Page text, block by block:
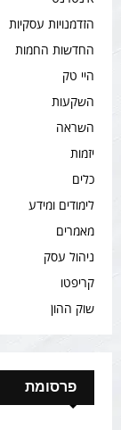
הזדמנויות עסקיות
החדשות החמות
היי טק
השקעות
השראה
יזמות
כלים
לימודים ומידע
מאמרים
ניהול עסק
קריפטו
שוק ההון
פרסומת